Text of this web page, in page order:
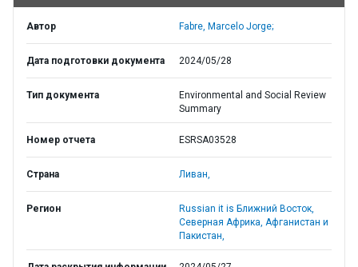
Автор Fabre, Marcelo Jorge;
Дата подготовки документа 2024/05/28
Тип документа
Environmental and Social Review
Summary
Номер отчета ESRSA03528
Страна Ливан,
Регион
Russian it is Ближний Восток,
Северная Африка, Афганистан и
Пакистан,